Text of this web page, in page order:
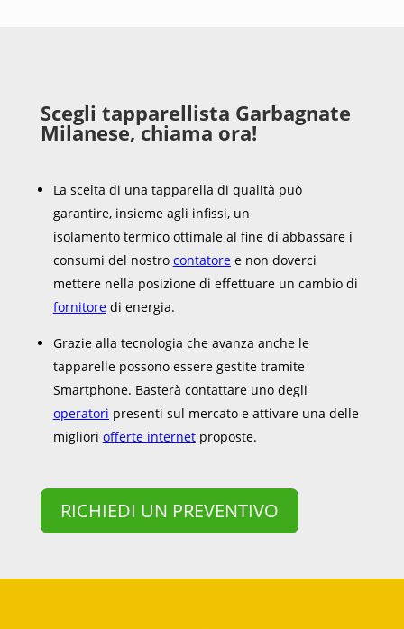
Scegli tapparellista Garbagnate
Milanese, chiama ora!
La scelta di una tapparella di qualità può
garantire, insieme agli infissi, un
isolamento termico ottimale al fine di abbassare i
consumi del nostro contatoree non doverci
mettere nella posizione di effettuare un cambio di
fornitoredi energia.
Grazie alla tecnologia che avanza anche le
tapparelle possono essere gestite tramite
Smartphone. Basterà contattare uno degli
operatori presenti sul mercato e attivare una delle
migliori offerte internetproposte.
RICHIEDI UN PREVENTIVO